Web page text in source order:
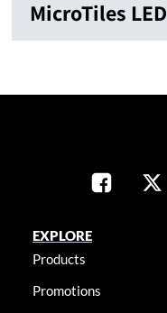
MicroTiles LED
EXPLORE
Products
Promotions